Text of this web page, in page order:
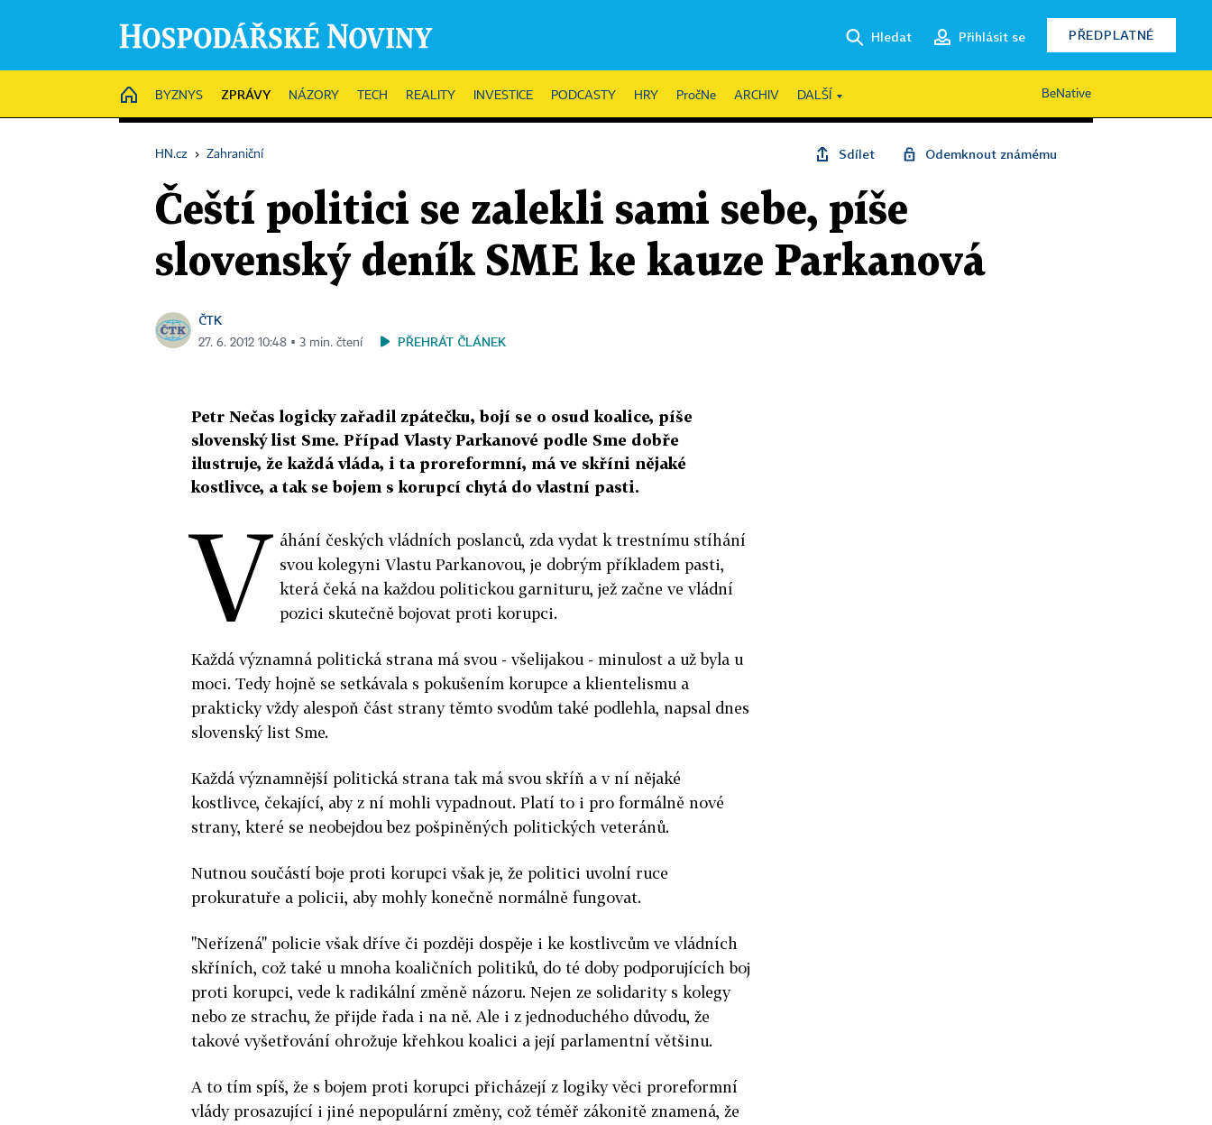
Hledat Přihlásit se PŘEDPLATNÉ
HOME
BYZNYS ZPRÁVY NÁZORY TECH REALITY INVESTICE PODCASTY HRY PročNe ARCHIV DALŠÍ BeNative
HN.cz › Zahraniční Sdílet Odemknout známému
Čeští politici se zalekli sami sebe, píše
slovenský deník SME ke kauze Parkanová
ČTK
27. 6. 2012 10:48 ▪ 3 min. čtení PŘEHRÁT ČLÁNEK
Petr Nečas logicky zařadil zpátečku, bojí se o osud koalice, píše
slovenský list Sme. Případ Vlasty Parkanové podle Sme dobře
ilustruje, že každá vláda, i ta proreformní, má ve skříni nějaké
kostlivce, a tak se bojem s korupcí chytá do vlastní pasti.
V áhání českých vládních poslanců, zda vydat k trestnímu stíhání
svou kolegyni Vlastu Parkanovou, je dobrým příkladem pasti,
která čeká na každou politickou garnituru, jež začne ve vládní
pozici skutečně bojovat proti korupci.
Každá významná politická strana má svou - všelijakou - minulost a už byla u
moci. Tedy hojně se setkávala s pokušením korupce a klientelismu a
prakticky vždy alespoň část strany těmto svodům také podlehla, napsal dnes
slovenský list Sme.
Každá významnější politická strana tak má svou skříň a v ní nějaké
kostlivce, čekající, aby z ní mohli vypadnout. Platí to i pro formálně nové
strany, které se neobejdou bez pošpiněných politických veteránů.
Nutnou součástí boje proti korupci však je, že politici uvolní ruce
prokuratuře a policii, aby mohly konečně normálně fungovat.
"Neřízená" policie však dříve či později dospěje i ke kostlivcům ve vládních
skříních, což také u mnoha koaličních politiků, do té doby podporujících boj
proti korupci, vede k radikální změně názoru. Nejen ze solidarity s kolegy
nebo ze strachu, že přijde řada i na ně. Ale i z jednoduchého důvodu, že
takové vyšetřování ohrožuje křehkou koalici a její parlamentní většinu.
A to tím spíš, že s bojem proti korupci přicházejí z logiky věci proreformní
vlády prosazující i jiné nepopulární změny, což téměř zákonitě znamená, že